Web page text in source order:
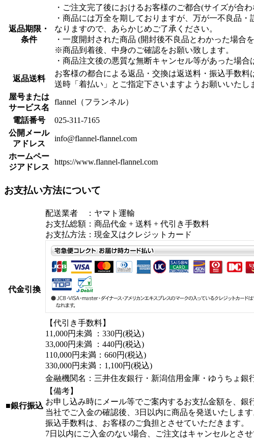
返品期限・
条件
・ご注文完了後におけるお客様のご都合(サイズが合
・商品には万全を期しておりますが、万が一不良品
なりますので、あらかじめご了承ください。
・一度開封された商品 (開封後不良品とわかった場合
※商品到着後、中身のご確認をお願い致します。
・商品注文後の悪質な無断キャンセル等があった場
返品送料
お客様の都合による返品・交換は返送料・振込手数
送時「着払い」とご指定下さいますようお願いいた
屋号または
サービス名
flannel（フランネル）
電話番号
025-311-7165
公開メール
アドレス
info@flannel-flannel.com
ホームペー
ジアドレス
https://www.flannel-flannel.com
お支払い方法について
代金引換
配送業者 ：ヤマト運輸
お支払総額：商品代金 + 送料 + 代引き手数料
お支払方法：現金又はクレジットカード
【代引き手数料】
11,000円未満 ：330円(税込)
33,000円未満 ：440円(税込)
110,000円未満：660円(税込)
330,000円未満：1,100円(税込)
■銀行振込
金融機関名：三井住友銀行・新潟信用金庫・ゆうちょ銀
【備考】
お申し込み時にメール等でご案内するお支払金額を、銀
当社でご入金の確認後、3日以内に商品を発送いたします
振込手数料は、お客様のご負担とさせていただきます。
7日以内にご入金のない場合、ご注文はキャンセルとさせ